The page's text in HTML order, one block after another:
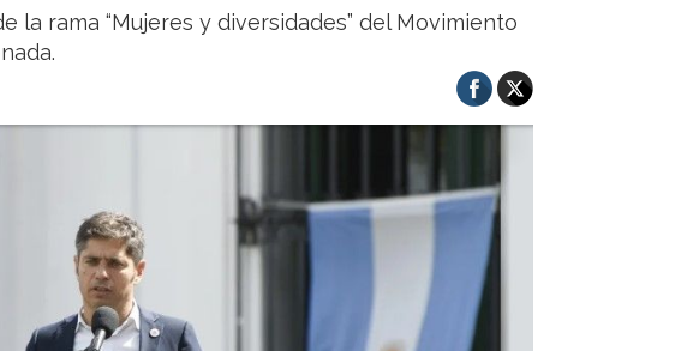
la rama “Mujeres y diversidades” del Movimiento